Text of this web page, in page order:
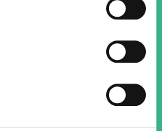
Mission
Slip